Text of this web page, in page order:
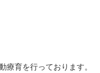
療育を行っております。